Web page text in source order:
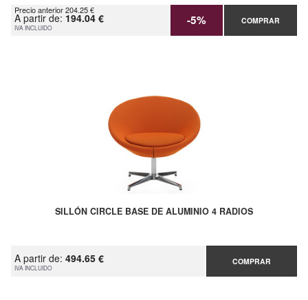
Precio anterior 204.25 €
A partir de: 194.04 €
IVA INCLUIDO -5% COMPRAR
SILLÓN CIRCLE BASE DE ALUMINIO 4 RADIOS
A partir de: 494.65 €
IVA INCLUIDO
COMPRAR